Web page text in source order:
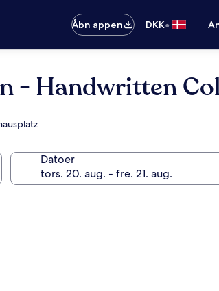
Åbn appen DKK•
- Handwritten
Datoer